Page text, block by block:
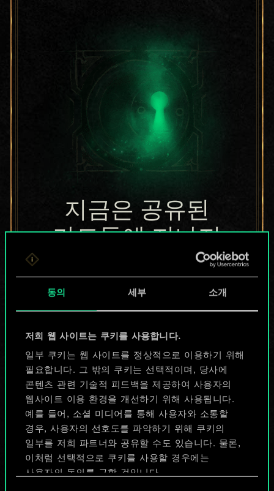
동의 세부 소개
저희 웹 사이트는 쿠키를 사용합니다.
일부 쿠키는 웹 사이트를 정상적으로 이용하기 위해
필요합니다. 그 밖의 쿠키는 선택적이며, 당사에
콘텐츠 관련 기술적 피드백을 제공하여 사용자의
웹사이트 이용 환경을 개선하기 위해 사용됩니다.
예를 들어, 소셜 미디어를 통해 사용자와 소통할
경우, 사용자의 선호도를 파악하기 위해 쿠키의
일부를 저희 파트너와 공유할 수도 있습니다. 물론,
이처럼 선택적으로 쿠키를 사용할 경우에는
사용자의 동의를 구할 것입니다.
지금은 공유된
카드들에 지나지
무궁무진한
가능성을 가지고
있습니다!
덱 이름 짓기 & 가이드 작성하기
덱 편집
또는